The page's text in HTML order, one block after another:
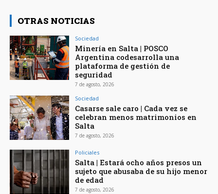
OTRAS NOTICIAS
Sociedad
Minería en Salta | POSCO
Argentina codesarrolla una
plataforma de gestión de
seguridad
7 de agosto, 2026
Sociedad
Casarse sale caro | Cada vez se
celebran menos matrimonios en
Salta
7 de agosto, 2026
Policiales
Salta | Estará ocho años presos un
sujeto que abusaba de su hijo menor
de edad
7 de agosto, 2026